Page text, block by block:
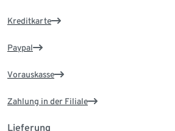
Kreditkarte
Paypal
Vorauskasse
Zahlung in der Filiale
Lieferung